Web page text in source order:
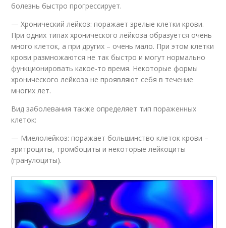
болезнь быстро прогрессирует.
— Хронический лейкоз: поражает зрелые клетки крови.
При одних типах хронического лейкоза образуется очень
много клеток, а при других – очень мало. При этом клетки
крови размножаются не так быстро и могут нормально
функционировать какое-то время. Некоторые формы
хронического лейкоза не проявляют себя в течение
многих лет.
Вид заболевания также определяет тип пораженных
клеток:
— Миелолейкоз: поражает большинство клеток крови –
эритроциты, тромбоциты и некоторые лейкоциты
(гранулоциты).